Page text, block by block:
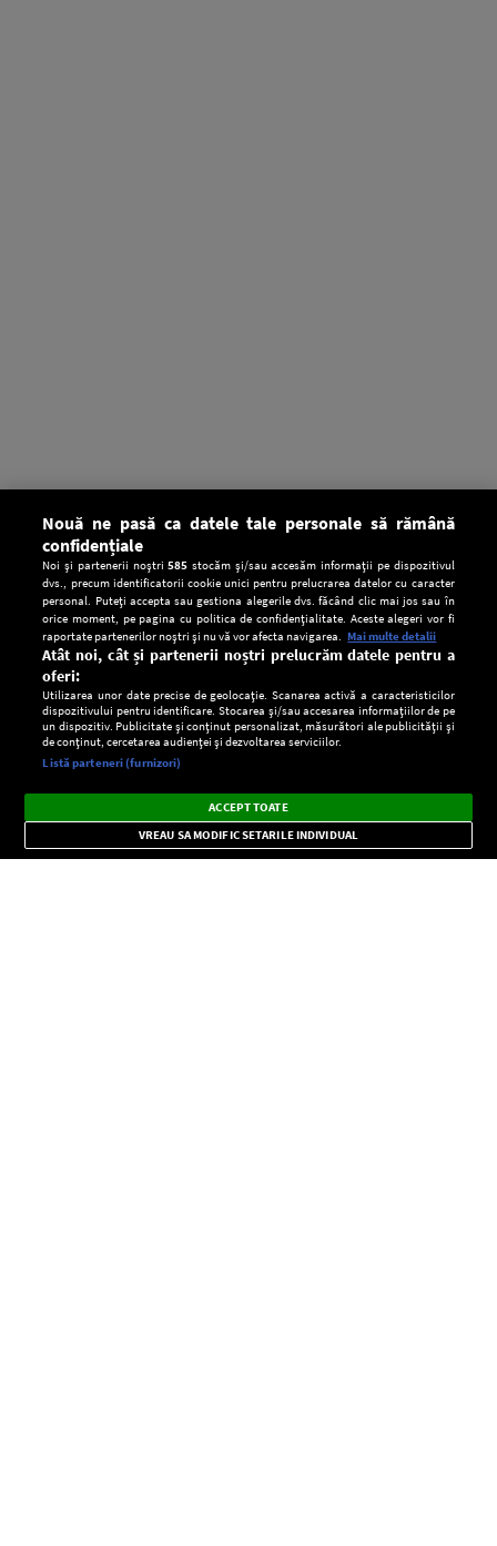
CONFIDENŢIALITATE
Setări:
Dark
Mode
Radio live, podcasturi, știri și alerte
importante.
×
Nouă ne pasă ca datele tale personale să rămână
confidențiale
Noi și partenerii noștri585 stocăm și/sau accesăm informații pe dispozitivul
dvs., precum identificatorii cookie unici pentru prelucrarea datelor cu caracter
personal. Puteți accepta sau gestiona alegerile dvs. făcând clic mai jos sau în
orice moment, pe pagina cu politica de confidențialitate. Aceste alegeri vor fi
raportate partenerilor noștri și nu vă vor afecta navigarea. Mai multe detalii
Atât noi, cât și partenerii noștri prelucrăm datele pentru a
oferi:
Utilizarea unor date precise de geolocație. Scanarea activă a caracteristicilor
dispozitivului pentru identificare. Stocarea și/sau accesarea informațiilor de pe
un dispozitiv. Publicitate și conținut personalizat, măsurători ale publicității și
de conținut, cercetarea audienței și dezvoltarea serviciilor.
Listă parteneri (furnizori)
ACCEPT TOATE
VREAU SA MODIFIC SETARILE INDIVIDUAL